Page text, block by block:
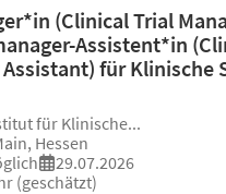
(Clinical Trial
Assistent*in
für Klinische
für Klinische...
Hessen
29.07.2026
(geschätzt)